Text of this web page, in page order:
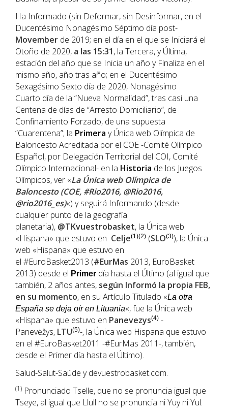
Ha Informado (sin Deformar, sin Desinformar, en el
Ducentésimo Nonagésimo Séptimo día post-
Movember de 2019; en el día en el que se Iniciará el
Otoño de 2020, a las 15:31, la Tercera, y Última,
estación del año que se Inicia un año y Finaliza en el
mismo año, año tras año; en el Ducentésimo
Sexagésimo Sexto día de 2020, Nonagésimo
Cuarto día de la “Nueva Normalidad”, tras casi una
Centena de días de “Arresto Domiciliario”, de
Confinamiento Forzado, de una supuesta
“Cuarentena”; la Primera y Única web Olímpica de
Baloncesto Acreditada por el COE -Comité Olímpico
Español, por Delegación Territorial del COI, Comité
Olímpico Internacional- en la Historia de los Juegos
Olímpicos, ver «La Única web Olímpica de
Baloncesto (COE, #Rio2016, @Rio2016,
@rio2016_es)«) y seguirá Informando (desde
cualquier punto de la geografía
planetaria), @TKvuestrobasket, la Única web
«Hispana» que estuvo en Celje(1)(2) (SLO(3)), la Única
web «Hispana» que estuvo en
el #EuroBasket2013 (#EurMas 2013, EuroBasket
2013) desde el Primer día hasta el Último (al igual que
también, 2 años antes, según Informó la propia FEB,
en su momento, en su Artículo Titulado «La otra
España se deja oír en Lituania«, fue la Única web
«Hispana» que estuvo en Panevezys(4) -
Panevėžys, LTU(5)-, la Única web Hispana que estuvo
en el #EuroBasket2011 -#EurMas 2011-, también,
desde el Primer día hasta el Último).
Salud-Salut-Saúde y devuestrobasket.com.
(1) Pronunciado Tselle, que no se pronuncia igual que
Tseye, al igual que Llull no se pronuncia ni Yuy ni Yul.